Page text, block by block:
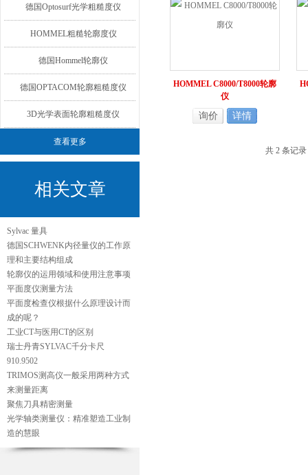
德国Optosurf光学粗糙度仪
HOMMEL粗糙轮廓度仪
德国Hommel轮廓仪
德国OPTACOM轮廓粗糙度仪
3D光学表面轮廓粗糙度仪
查看更多
相关文章
Sylvac 量具
德国SCHWENK内径量仪的工作原
理和主要结构组成
轮廓仪的运用领域和使用注意事项
平面度仪测量方法
平面度检查仪根据什么原理设计而
成的呢？
工业CT与医用CT的区别
瑞士丹青SYLVAC千分卡尺
910.9502
TRIMOS测高仪一般采用两种方式
来测量距离
聚焦刀具精密测量
光学轴类测量仪：精准塑造工业制
造的慧眼
HOMMEL C8000/T8000轮廓
仪
询价 详情
共 2 条记